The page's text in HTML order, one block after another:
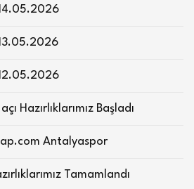
Hazırlıklarımız Başladı
Antalyaspor
Tamamlandı